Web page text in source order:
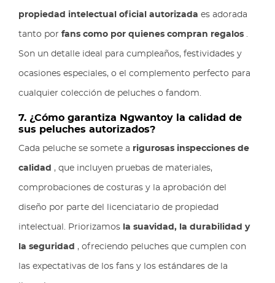
propiedad intelectual oficial autorizada es adorada
tanto por fans como por quienes compran regalos
Son un detalle ideal para cumpleaños, festividades y
ocasiones especiales, o el complemento perfecto para
cualquier colección de peluches o fandom.
7. ¿Cómo garantiza Ngwantoy la calidad de
sus peluches autorizados?
Cada peluche se somete a rigurosas inspecciones de
calidad , que incluyen pruebas de materiales,
comprobaciones de costuras y la aprobación del
diseño por parte del licenciatario de propiedad
intelectual. Priorizamos la suavidad, la durabilidad y
la seguridad , ofreciendo peluches que cumplen con
las expectativas de los fans y los estándares de la